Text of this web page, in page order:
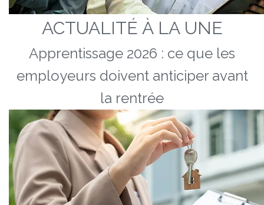
ACTUALITÉ À LA UNE
Apprentissage 2026 : ce que les
employeurs doivent anticiper avant
la rentrée